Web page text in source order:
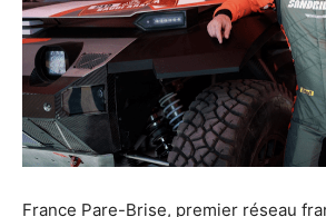
France Pare-Brise, premier réseau